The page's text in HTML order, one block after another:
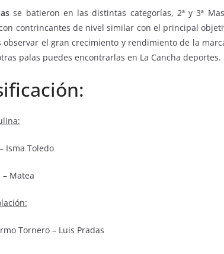
se batieron en las distintas categorías, 2ª y 3ª
contrincantes de nivel similar con el principal
observar el gran crecimiento y rendimiento de la
palas puedes encontrarlas en La Cancha deportes.
Isma Toledo
– Matea
Tornero – Luis Pradas